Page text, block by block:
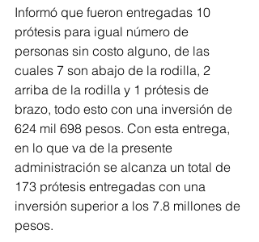
Informó que fueron entregadas 10
prótesis para igual número de
personas sin costo alguno, de las
cuales 7 son abajo de la rodilla, 2
arriba de la rodilla y 1 prótesis de
brazo, todo esto con una inversión de
624 mil 698 pesos. Con esta entrega,
en lo que va de la presente
administración se alcanza un total de
173 prótesis entregadas con una
inversión superior a los 7.8 millones de
pesos.